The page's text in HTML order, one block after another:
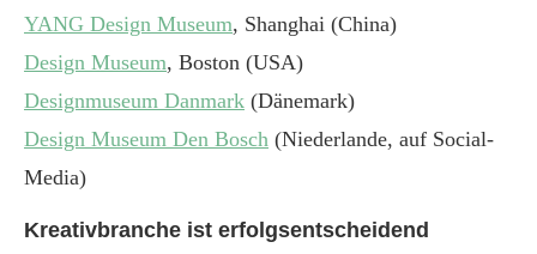
YANG Design Museum, Shanghai (China)
Design Museum, Boston (USA)
Designmuseum Danmark (Dänemark)
Design Museum Den Bosch (Niederlande, auf Social-
Media)
Kreativbranche ist erfolgsentscheidend